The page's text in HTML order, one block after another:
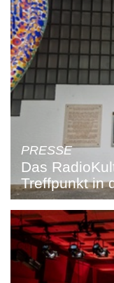
PRESSE
Das
Treffpunkt in